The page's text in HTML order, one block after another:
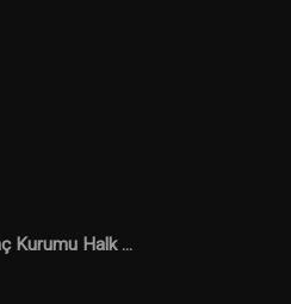
Kurumu Halk ...